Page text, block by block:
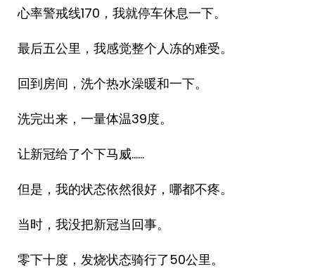
心率警戒线170，我就停车休息一下。
最后五公里，我感觉整个人冻的难受。
回到房间，洗个热水澡暖和一下。
洗完出来，一量体温39度。
让新冠给了个下马威……
但是，我的状态依然很好，哪都不疼。
当时，我没把新冠当回事。
零下十度，发烧状态骑行了50公里。